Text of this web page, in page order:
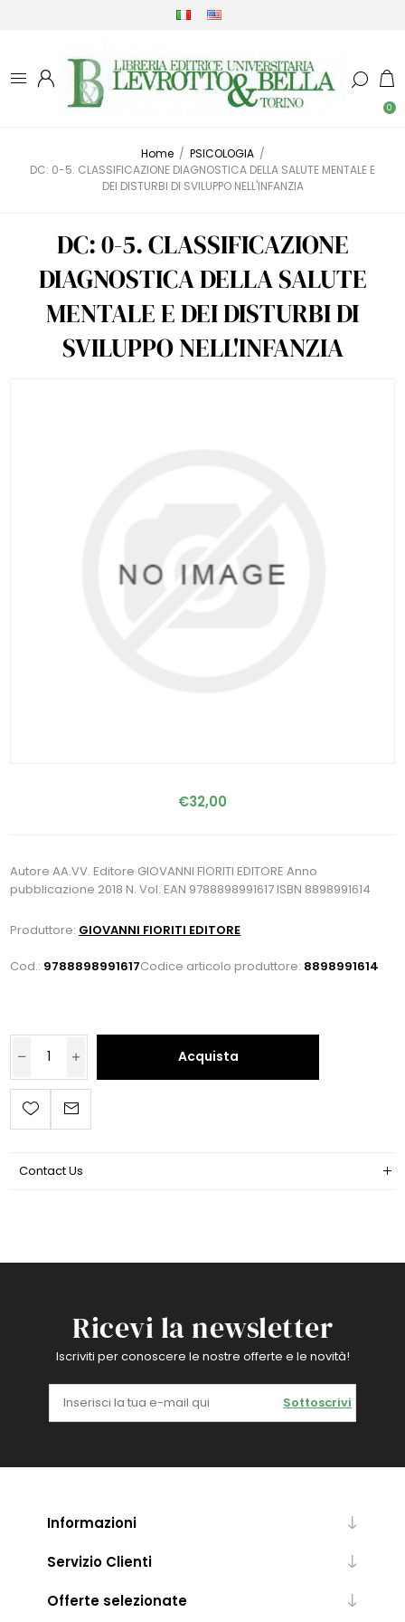
0
Home / PSICOLOGIA /
DC: 0-5. CLASSIFICAZIONE DIAGNOSTICA DELLA SALUTE MENTALE E
DEI DISTURBI DI SVILUPPO NELL'INFANZIA
DC: 0-5. CLASSIFICAZIONE
DIAGNOSTICA DELLA SALUTE
MENTALE E DEI DISTURBI DI
SVILUPPO NELL'INFANZIA
€32,00
Autore AA.VV. Editore GIOVANNI FIORITI EDITORE Anno
pubblicazione 2018 N. Vol. EAN 9788898991617 ISBN 8898991614
Produttore: GIOVANNI FIORITI EDITORE
Cod.: 9788898991617Codice articolo produttore: 8898991614
Acquista
Contact Us
Ricevi la newsletter
Iscriviti per conoscere le nostre offerte e le novità!
Sottoscrivi
Informazioni
Servizio Clienti
Offerte selezionate